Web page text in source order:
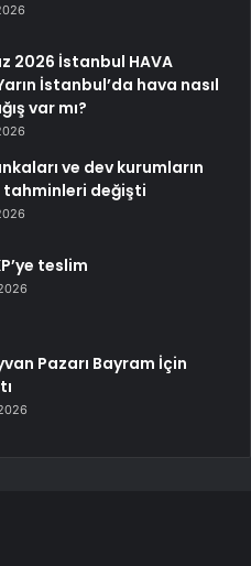
2026 İstanbul HAVA
İstanbul’da hava nasıl
var mı?
ve dev kurumların
tahminleri değişti
teslim
Pazarı Bayram İçin